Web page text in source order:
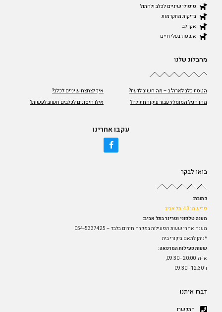
טיפולי שיניים לכלב ולחתול
בדיקות מתקדמות
אקו לב
אשפוז בעלי חיים
מהבלוג שלנו
הטסת כלב לארה"ב – מה חשוב לדעת?
איך לצחצח שיניים לכלב?
מהו הגיל המומלץ עבור עיקור חתולה?
אילו חיסונים לכלבים חשוב לעשות?
עקבו אחרינו
בואו לבקר
כתובת:
פרישמן 43, תל אביב
מענה טלפוני וטרינר בתל אביב:
מענה אחרי שעות הפעילות במקרה חירום בלבד – 054-5337425
*ניתן לתאם ביקורי בית
שעות פעילות המרפאה:
א'-ה' 20:00–09:30,
ו' 12:30–09:30
דברו איתנו
התקשרו